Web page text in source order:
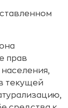
прав
текущей